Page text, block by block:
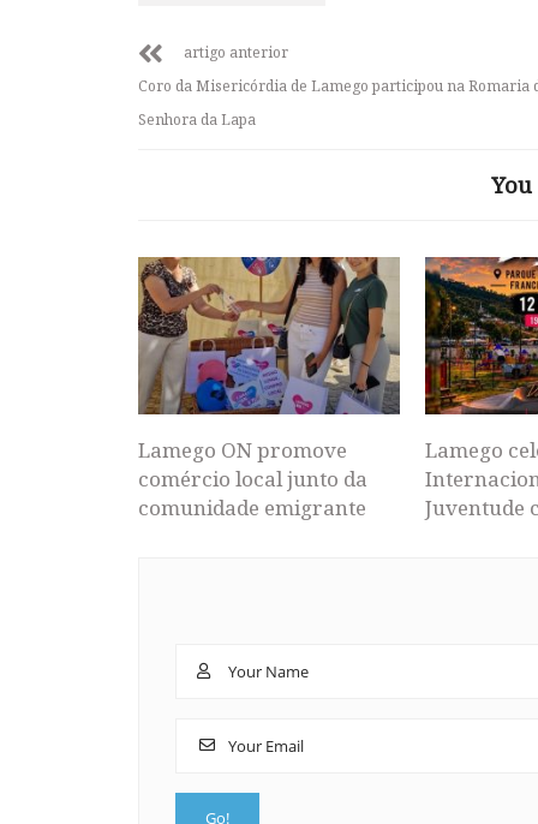
artigo anterior
Coro da Misericórdia de Lamego participou na Romaria
Senhora da Lapa
Lamego ON promove
comércio local junto da
comunidade emigrante
Lamego
Juventude